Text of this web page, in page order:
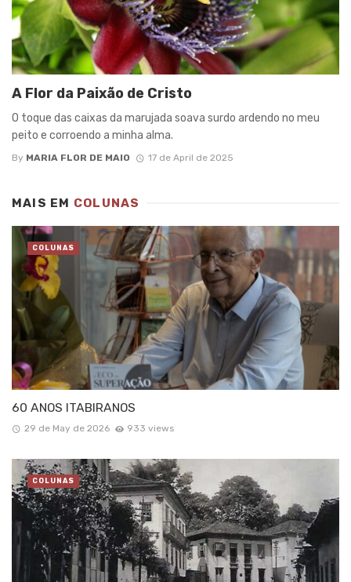
A Flor da Paixão de Cristo
O toque das caixas da marujada soava surdo ardendo no meu
peito e corroendo a minha alma.
By MARIA FLOR DE MAIO 17 de April de 2025
MAIS EM COLUNAS
60 ANOS ITABIRANOS
29 de May de 2026 933 views
COLUNAS
COLUNAS